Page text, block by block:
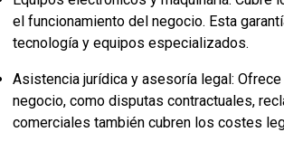
el funcionamiento del negocio. Esta
tecnología y equipos especializados.
Asistencia jurídica y asesoría legal:
negocio, como disputas contractuales,
comerciales también cubren los costes